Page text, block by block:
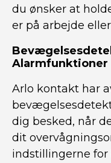
du ønsker at
er på arbejde
Alarmfunktioner
Arlo kontakt har
dig besked, når
dit
indstillingerne